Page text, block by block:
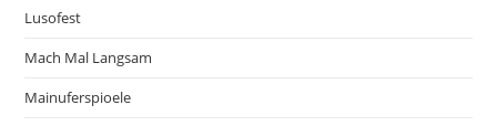
Lusofest
Mach Mal Langsam
Mainuferspioele